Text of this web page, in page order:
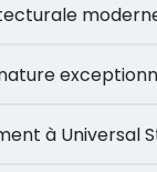
et nature
à Universal